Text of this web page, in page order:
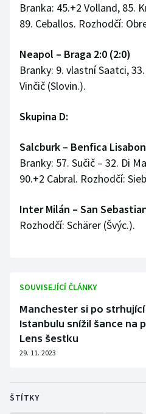
Branka: 45.+2 Volland, 85.
89. Ceballos. Rozhodčí:
Neapol – Braga 2:0 (2:0)
Branky: 9. vlastní Saatci,
Vinčič (Slovin.).
Skupina D:
Salcburk – Benfica
Branky: 57. Sučič – 32. Di
90.+2 Cabral. Rozhodčí:
Inter Milán – San
Rozhodčí: Schärer (Švýc.).
SOUVISEJÍCÍ ČLÁNKY
Manchester si po
Istanbulu snížil šance na
Lens šestku
29. 11. 2023
ŠTÍTKY